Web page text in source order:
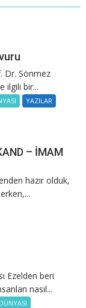
Dr. Sönmez
ilgili bir...
YAZILAR
– İMAM
hazır olduk,
Ezelden beri
nasıl...